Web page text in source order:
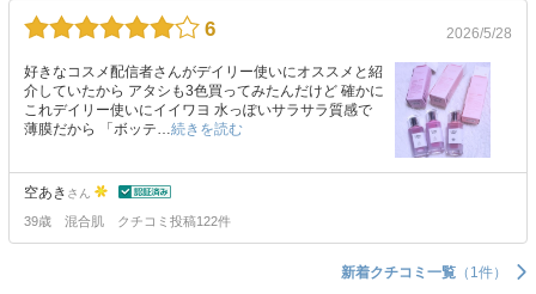
6 2026/5/28
好きなコスメ配信者さんがデイリー使いにオススメと紹
介していたから アタシも3色買ってみたんだけど 確かに
これデイリー使いにイイワヨ 水っぽいサラサラ質感で
薄膜だから 「ボッテ…続きを読む
空あき さん
39歳 混合肌 クチコミ投稿122件
新着クチコミ一覧 （1件）